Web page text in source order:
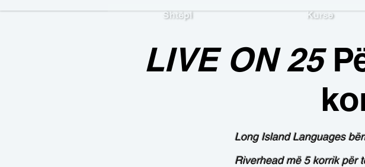
Shtëpi Kurse
LIVE ON 25
Long Island Languages
Riverhead më 5 korrik për